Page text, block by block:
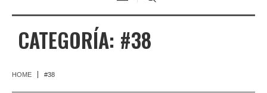
CATEGORÍA: #38
HOME #38